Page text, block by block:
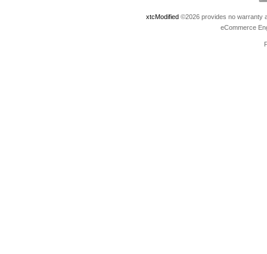
xtcModified©2026 provides no warranty
eCommerce